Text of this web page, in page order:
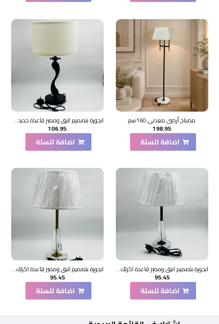
مصباح أرضي معدني 160سم
198.95
اضافة للسلة
ابجورة بتصميم انيق ومميز قاعدة حديد55×30×30سم
106.95
اضافة للسلة
ابجورة بتصميم انيق ومميز قاعدة اكرلك 50×20×20سم
95.45
اضافة للسلة
ابجورة بتصميم انيق ومميز قاعدة اكرلك 50×20×20سم
95.45
اضافة للسلة